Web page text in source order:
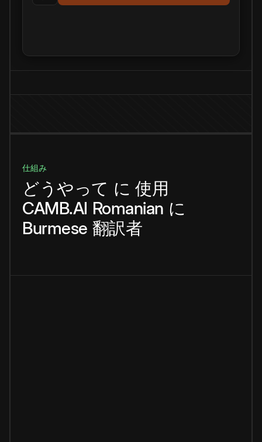
仕組み
どうやって に 使用
CAMB.AI Romanian に
Burmese 翻訳者